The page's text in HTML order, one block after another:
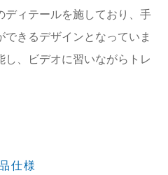
ディテールを施しており、手
きるデザインとなっていま
、ビデオに習いながらトレ
仕様